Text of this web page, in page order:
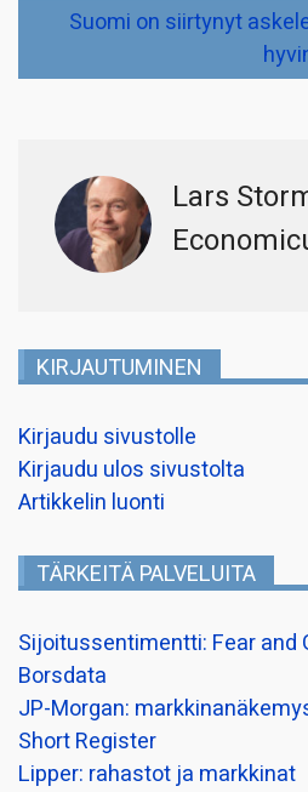
Suomi on siirtynyt
Lars
KIRJAUTUMINEN
Kirjaudu sivustolle
Kirjaudu ulos sivustolta
Artikkelin luonti
TÄRKEITÄ PALVELUITA
Sijoitussentimentti: Fear and
Borsdata
JP-Morgan:
Short Register
Lipper: rahastot ja markkinat